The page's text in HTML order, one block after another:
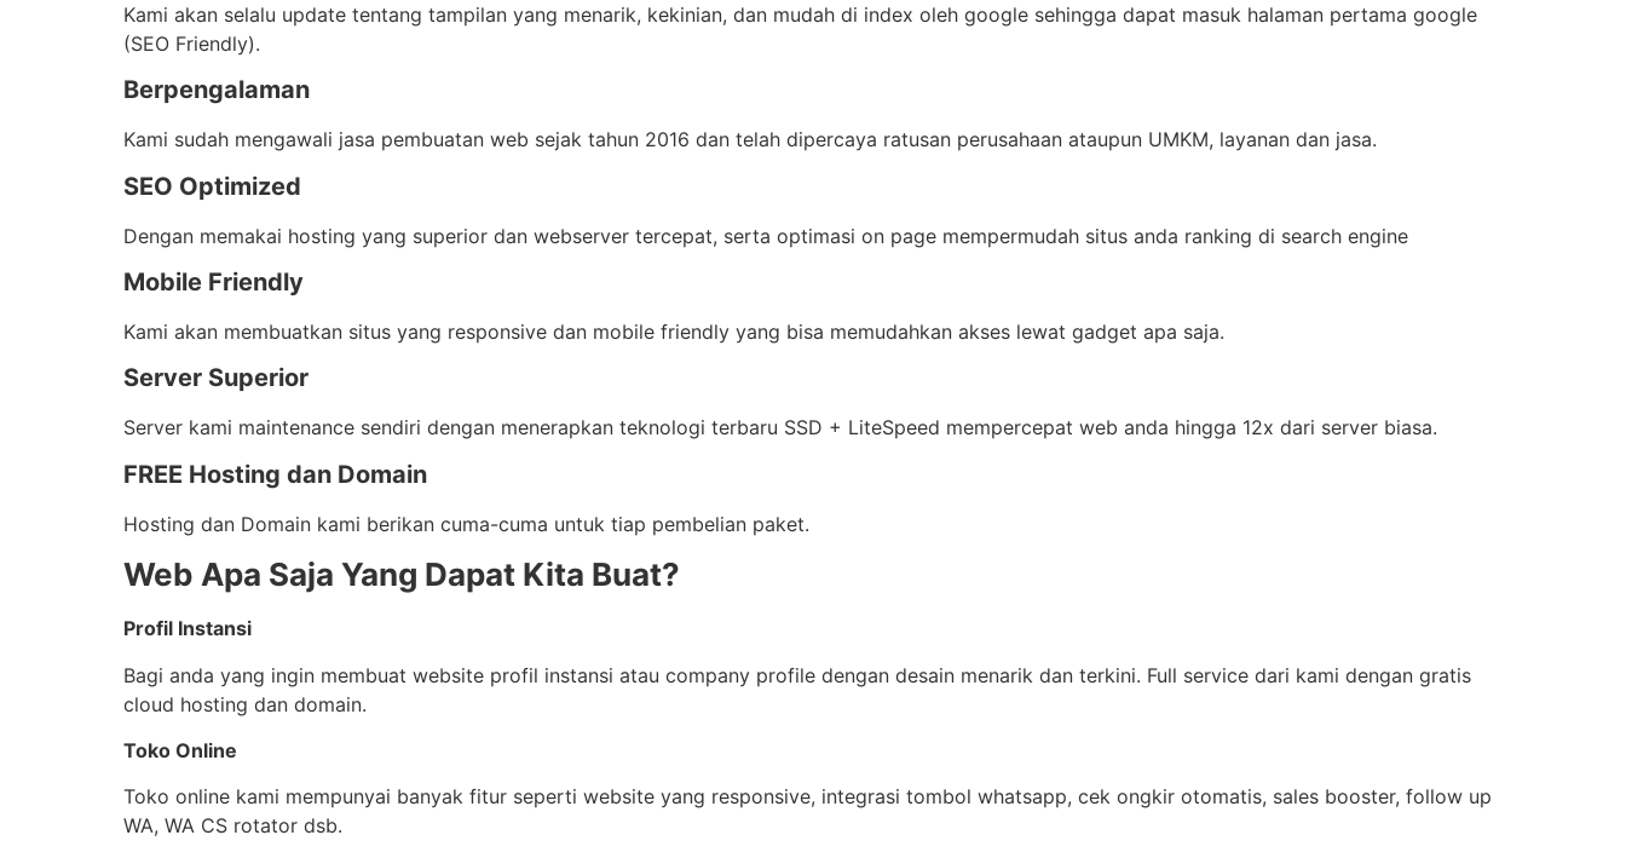
Kami akan selalu update tentang tampilan yang menarik, kekinian, dan mudah di index oleh google sehingga dapat masuk halaman pertama google
(SEO Friendly).
Berpengalaman
Kami sudah mengawali jasa pembuatan web sejak tahun 2016 dan telah dipercaya ratusan perusahaan ataupun UMKM, layanan dan jasa.
SEO Optimized
Dengan memakai hosting yang superior dan webserver tercepat, serta optimasi on page mempermudah situs anda ranking di search engine
Mobile Friendly
Kami akan membuatkan situs yang responsive dan mobile friendly yang bisa memudahkan akses lewat gadget apa saja.
Server Superior
Server kami maintenance sendiri dengan menerapkan teknologi terbaru SSD + LiteSpeed mempercepat web anda hingga 12x dari server biasa.
FREE Hosting dan Domain
Hosting dan Domain kami berikan cuma-cuma untuk tiap pembelian paket.
Web Apa Saja Yang Dapat Kita Buat?
Profil Instansi
Bagi anda yang ingin membuat website profil instansi atau company profile dengan desain menarik dan terkini. Full service dari kami dengan gratis
cloud hosting dan domain.
Toko Online
Toko online kami mempunyai banyak fitur seperti website yang responsive, integrasi tombol whatsapp, cek ongkir otomatis, sales booster, follow up
WA, WA CS rotator dsb.